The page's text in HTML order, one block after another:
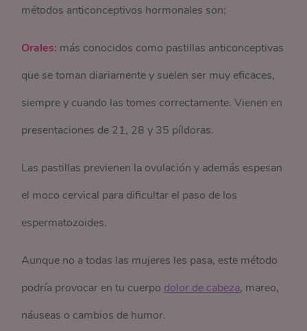
métodos anticonceptivos hormonales son:
Orales: más conocidos como pastillas anticonceptivas
que se toman diariamente y suelen ser muy eficaces,
siempre y cuando las tomes correctamente. Vienen en
presentaciones de 21, 28 y 35 píldoras.
Las pastillas previenen la ovulación y además espesan
el moco cervical para dificultar el paso de los
espermatozoides.
Aunque no a todas las mujeres les pasa, este método
podría provocar en tu cuerpo dolor de cabeza, mareo,
náuseas o cambios de humor.